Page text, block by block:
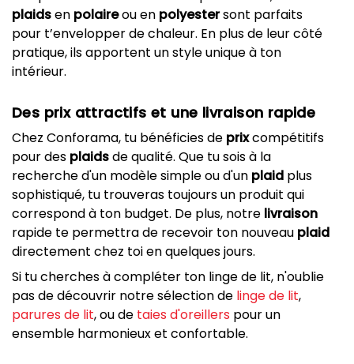
plaidsen polaireou en polyestersont parfaits
pour t’envelopper de chaleur. En plus de leur côté
pratique, ils apportent un style unique à ton
intérieur.
Des prix attractifs et une livraison rapide
Chez Conforama, tu bénéficies de prixcompétitifs
pour des plaidsde qualité. Que tu sois à la
recherche d'un modèle simple ou d'un plaid plus
sophistiqué, tu trouveras toujours un produit qui
correspond à ton budget. De plus, notre livraison
rapide te permettra de recevoir ton nouveau plaid
directement chez toi en quelques jours.
Si tu cherches à compléter ton linge de lit, n'oublie
pas de découvrir notre sélection de linge de lit,
parures de lit, ou de taies d'oreillers pour un
ensemble harmonieux et confortable.